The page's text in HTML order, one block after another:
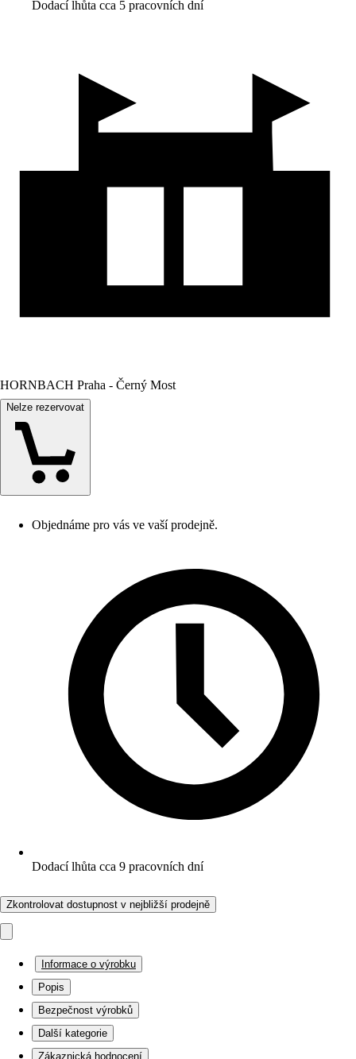
Dodací lhůta cca 5 pracovních dní
HORNBACH Praha - Černý Most
Nelze rezervovat
Objednáme pro vás ve vaší prodejně.
Dodací lhůta cca 9 pracovních dní
Zkontrolovat dostupnost v nejbližší prodejně
Informace o výrobku
Popis
Bezpečnost výrobků
Další kategorie
Zákaznická hodnocení